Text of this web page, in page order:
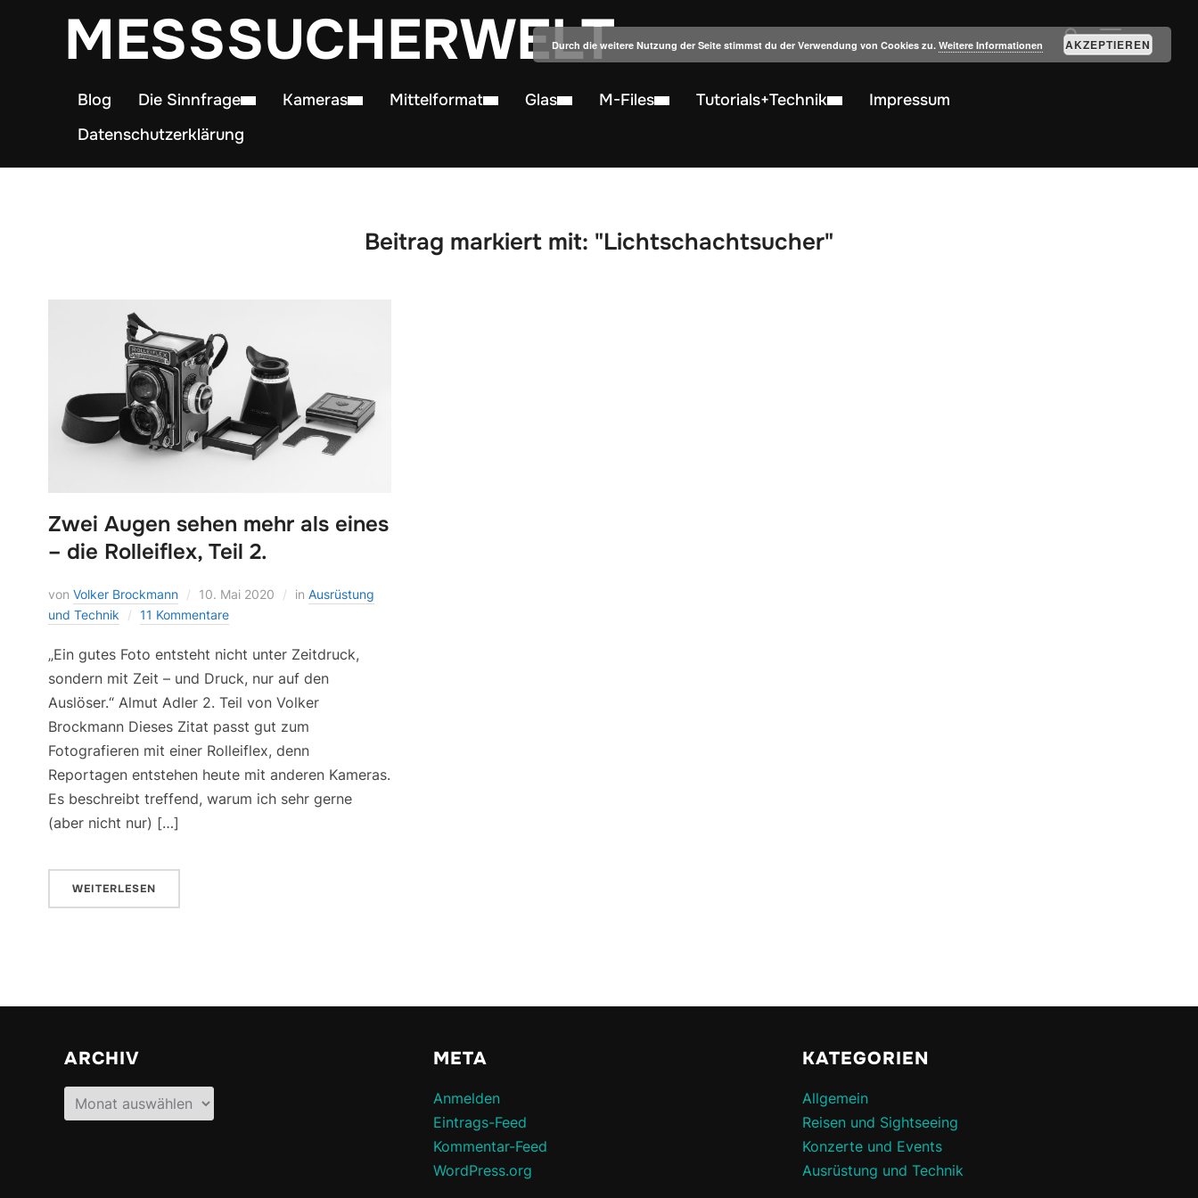
MESSSUCHERWELT
Blog Die Sinnfrage Kameras Mittelformat Glas M-Files Tutorials+Technik
Impressum
Datenschutzerklärung
Beitrag markiert mit: "Lichtschachtsucher"
Zwei Augen sehen mehr als eines
– die Rolleiflex, Teil 2.
von Volker Brockmann 10. Mai 2020 in Ausrüstung
und Technik
11 Kommentare
„Ein gutes Foto entsteht nicht unter Zeitdruck,
sondern mit Zeit – und Druck, nur auf den
Auslöser.“ Almut Adler 2. Teil von Volker
Brockmann Dieses Zitat passt gut zum
Fotografieren mit einer Rolleiflex, denn
Reportagen entstehen heute mit anderen Kameras.
Es beschreibt treffend, warum ich sehr gerne
(aber nicht nur) […]
WEITERLESEN
ARCHIV
Archiv
META
Anmelden
Eintrags-Feed
Kommentar-Feed
WordPress.org
KATEGORIEN
Allgemein
Reisen und Sightseeing
Konzerte und Events
Ausrüstung und Technik
Durch die weitere Nutzung der Seite stimmst du der Verwendung von Cookies zu. Weitere Informationen AKZEPTIEREN